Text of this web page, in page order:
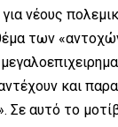
νέους
των
και
Σε αυτό το